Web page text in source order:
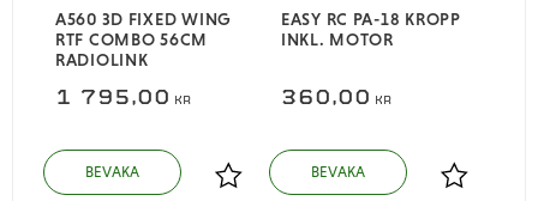
A560 3D FIXED WING
RTF COMBO 56CM
RADIOLINK
1 795,00 KR
Lägg till i favoriter
EASY RC PA-18 KROPP
INKL. MOTOR
360,00 KR
Lägg till i